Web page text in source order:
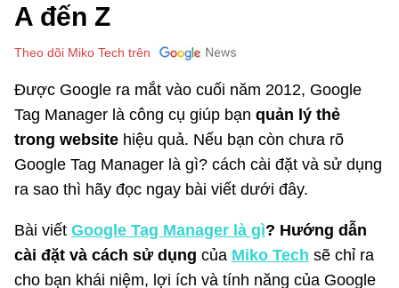
A đến Z
Theo dõi Miko Tech trên
Được Google ra mắt vào cuối năm 2012, Google
Tag Manager là công cụ giúp bạn quản lý thẻ
trong website hiệu quả. Nếu bạn còn chưa rõ
Google Tag Manager là gì? cách cài đặt và sử dụng
ra sao thì hãy đọc ngay bài viết dưới đây.
Bài viết Google Tag Manager là gì? Hướng dẫn
cài đặt và cách sử dụng của Miko Tech sẽ chỉ ra
cho bạn khái niệm, lợi ích và tính năng của Google